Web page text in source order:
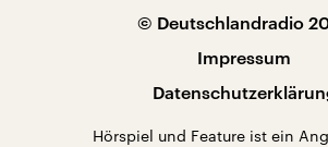
© Deutschlandradio
Impressum
Hörspiel und Feature ist ein